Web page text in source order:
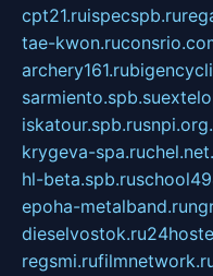
cpt21.ruispecspb.ru
tae-kwon.ru
archery161.ru
sarmiento.spb.su
iskatour.spb.ru
krygeva-spa.ru
hl-beta.spb.ru
epoha-metalband.ru
dieselvostok.ru
regsmi.ru